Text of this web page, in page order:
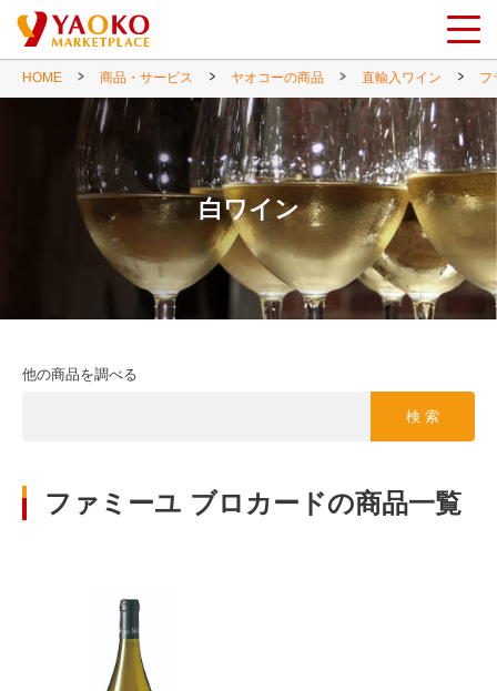
HOME 商品・サービス ヤオコーの商品 直輸入ワイン フ
白ワイン
他の商品を調べる
検 索
ファミーユ ブロカードの商品一覧